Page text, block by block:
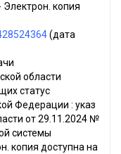
копия
(дата
области
статус
Федерации : указ
от 29.11.2024 №
системы
копия доступна на